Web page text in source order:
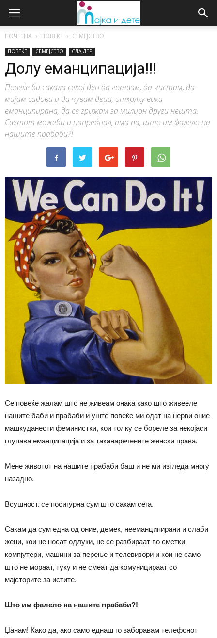
ПОЧЕТНА ПОВЕЌЕ СЕМЕЈСТВО
ПОВЕЌЕ СЕМЕЈСТВО СЛАЈДЕР
Долу еманципација!!!
Повеќе би сакала секој ден да готвам, да чистам, да
мијам садови и да чувам деца, отколку вака
еманципирана, да се грижам за милион други нешта.
Светот можеби и напреднал, ама па, што им фалело на
нашите прабаби?!
Се повеќе жалам што не живеам онака како што живееле
нашите баби и прабаби и уште повеќе ми одат на нерви оние
машкуданести феминистки, кои толку се бореле за некојаси
глупава еманципација и за таканаречените женски права.
Мене животот на нашите прабаби баш и не ми изгледа многу
назадно.
Всушност, се посигурна сум што сакам сега.
Сакам да сум една од оние, демек, нееманципирани и слаби
жени, кои не носат одлуки, не се разбираат во сметки,
компјутери, машини за перење и телевизори и кои не само
што не мораат, туку и не смеат да комуницираат со
мајсторите за истите.
Што им фалело на нашите прабаби?!
Џанам! Како да, ако само еднаш го заборавам телефонот